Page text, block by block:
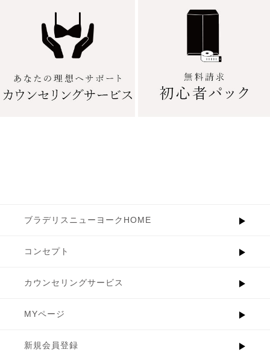
ブラデリスニューヨークHOME
コンセプト
カウンセリングサービス
MYページ
新規会員登録